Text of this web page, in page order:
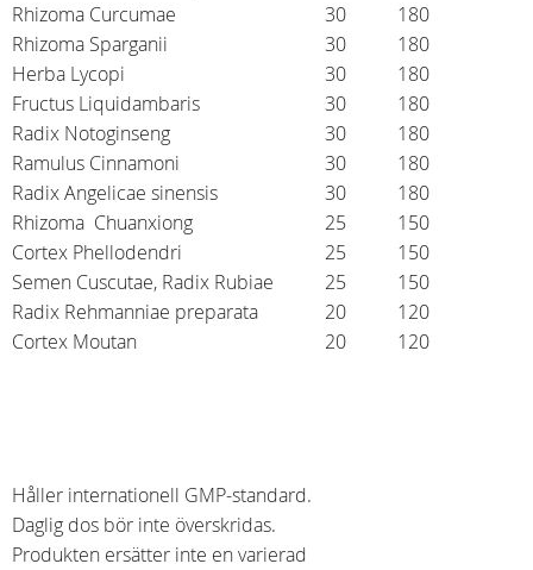
Rhizoma Curcumae
30
180
Rhizoma Sparganii
30
180
Herba Lycopi
30
180
Fructus Liquidambaris
30
180
Radix Notoginseng
30
180
Ramulus Cinnamoni
30
180
Radix Angelicae sinensis
30
180
Rhizoma Chuanxiong
25
150
Cortex Phellodendri
25
150
Semen Cuscutae, Radix Rubiae
25
150
Radix Rehmanniae preparata
20
120
Cortex Moutan
20 120
Håller internationell GMP-standard.
Daglig dos bör inte överskridas.
Produkten ersätter inte en varierad